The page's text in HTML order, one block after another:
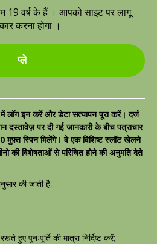
वर्ष के हैं । आपको साइट पर लागू
करना होगा ।
प्ले
लॉग इन करें और डेटा सत्यापन पूरा करें। दर्ज
दस्तावेज़ पर दी गई जानकारी के बीच पत्राचार
स्पिन मिलेंगे। वे एक विशिष्ट स्लॉट खेलने
की विशेषताओं से परिचित होने की अनुमति देते
की जाती है:
हुए पुनःपूर्ति की मात्रा निर्दिष्ट करें;